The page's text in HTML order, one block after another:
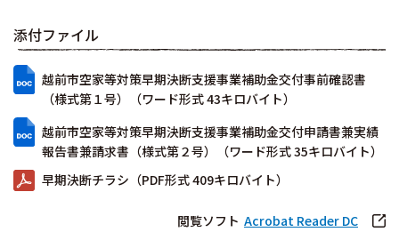
添付ファイル
越前市空家等対策早期決断支援事業補助金交付事前確認書
（様式第１号）（ワード形式 43キロバイト）
越前市空家等対策早期決断支援事業補助金交付申請書兼実績
報告書兼請求書（様式第２号）（ワード形式 35キロバイト）
早期決断チラシ（PDF形式 409キロバイト）
閲覧ソフト Acrobat Reader DC